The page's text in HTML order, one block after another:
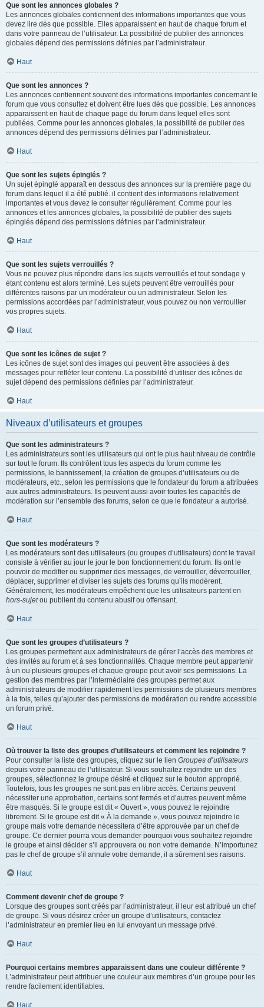
Que sont les annonces globales ?
Les annonces globales contiennent des informations importantes que vous
devez lire dès que possible. Elles apparaissent en haut de chaque forum et
dans votre panneau de l’utilisateur. La possibilité de publier des annonces
globales dépend des permissions définies par l’administrateur.
Haut
Que sont les annonces ?
Les annonces contiennent souvent des informations importantes concernant le
forum que vous consultez et doivent être lues dès que possible. Les annonces
apparaissent en haut de chaque page du forum dans lequel elles sont
publiées. Comme pour les annonces globales, la possibilité de publier des
annonces dépend des permissions définies par l’administrateur.
Haut
Que sont les sujets épinglés ?
Un sujet épinglé apparaît en dessous des annonces sur la première page du
forum dans lequel il a été publié. il contient des informations relativement
importantes et vous devez le consulter régulièrement. Comme pour les
annonces et les annonces globales, la possibilité de publier des sujets
épinglés dépend des permissions définies par l’administrateur.
Haut
Que sont les sujets verrouillés ?
Vous ne pouvez plus répondre dans les sujets verrouillés et tout sondage y
étant contenu est alors terminé. Les sujets peuvent être verrouillés pour
différentes raisons par un modérateur ou un administrateur. Selon les
permissions accordées par l’administrateur, vous pouvez ou non verrouiller
vos propres sujets.
Haut
Que sont les icônes de sujet ?
Les icônes de sujet sont des images qui peuvent être associées à des
messages pour refléter leur contenu. La possibilité d’utiliser des icônes de
sujet dépend des permissions définies par l’administrateur.
Haut
Niveaux d’utilisateurs et groupes
Que sont les administrateurs ?
Les administrateurs sont les utilisateurs qui ont le plus haut niveau de contrôle
sur tout le forum. Ils contrôlent tous les aspects du forum comme les
permissions, le bannissement, la création de groupes d’utilisateurs ou de
modérateurs, etc., selon les permissions que le fondateur du forum a attribuées
aux autres administrateurs. Ils peuvent aussi avoir toutes les capacités de
modération sur l’ensemble des forums, selon ce que le fondateur a autorisé.
Haut
Que sont les modérateurs ?
Les modérateurs sont des utilisateurs (ou groupes d’utilisateurs) dont le travail
consiste à vérifier au jour le jour le bon fonctionnement du forum. Ils ont le
pouvoir de modifier ou supprimer des messages, de verrouiller, déverrouiller,
déplacer, supprimer et diviser les sujets des forums qu’ils modèrent.
Généralement, les modérateurs empêchent que les utilisateurs partent en
hors-sujetou publient du contenu abusif ou offensant.
Haut
Que sont les groupes d’utilisateurs ?
Les groupes permettent aux administrateurs de gérer l’accès des membres et
des invités au forum et à ses fonctionnalités. Chaque membre peut appartenir
à un ou plusieurs groupes et chaque groupe peut avoir ses permissions. La
gestion des membres par l’intermédiaire des groupes permet aux
administrateurs de modifier rapidement les permissions de plusieurs membres
à la fois, telles qu’ajouter des permissions de modération ou rendre accessible
un forum privé.
Haut
Où trouver la liste des groupes d’utilisateurs et comment les rejoindre ?
Pour consulter la liste des groupes, cliquez sur le lien Groupes d’utilisateurs
depuis votre panneau de l’utilisateur. Si vous souhaitez rejoindre un des
groupes, sélectionnez le groupe désiré et cliquez sur le bouton approprié.
Toutefois, tous les groupes ne sont pas en libre accès. Certains peuvent
nécessiter une approbation, certains sont fermés et d’autres peuvent même
être masqués. Si le groupe est dit « Ouvert », vous pouvez le rejoindre
librement. Si le groupe est dit « À la demande », vous pouvez rejoindre le
groupe mais votre demande nécessitera d’être approuvée par un chef de
groupe. Ce dernier pourra vous demander pourquoi vous souhaitez rejoindre
le groupe et ainsi décider s’il approuvera ou non votre demande. N’importunez
pas le chef de groupe s’il annule votre demande, il a sûrement ses raisons.
Haut
Comment devenir chef de groupe ?
Lorsque des groupes sont créés par l’administrateur, il leur est attribué un chef
de groupe. Si vous désirez créer un groupe d’utilisateurs, contactez
l’administrateur en premier lieu en lui envoyant un message privé.
Haut
Pourquoi certains membres apparaissent dans une couleur différente ?
L’administrateur peut attribuer une couleur aux membres d’un groupe pour les
rendre facilement identifiables.
Haut